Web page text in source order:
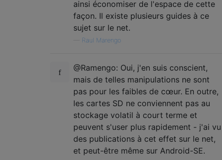
ainsi économiser de l'espace de cette
façon. Il existe plusieurs guides à ce
sujet sur le net.
Raul Marengo
@Ramengo: Oui, j'en suis conscient,
mais de telles manipulations ne sont
pas pour les faibles de cœur. En outre,
les cartes SD ne conviennent pas au
stockage volatil à court terme et
peuvent s'user plus rapidement - j'ai vu
des publications à cet effet sur le net,
et peut-être même sur Android-SE.